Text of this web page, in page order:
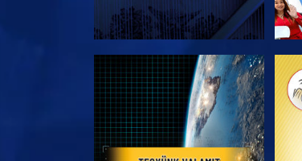
A SOROZAT RÉSZEI